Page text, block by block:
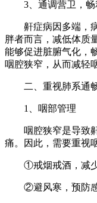
3、通调营卫，畅
鼾症病因多端，病
胖者而言，减低体质
能够促进脏腑气化，
咽腔狭窄，从而减轻
二、重视肺系通
1、咽部管理
咽腔狭窄是导致鼾
痛。因此，需要重视
①戒烟戒酒，减少
②避风寒，预防感